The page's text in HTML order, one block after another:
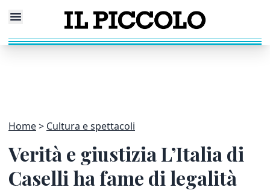
Home Cultura e spettacoli
Verità e giustizia L’Italia di
Caselli ha fame di legalità